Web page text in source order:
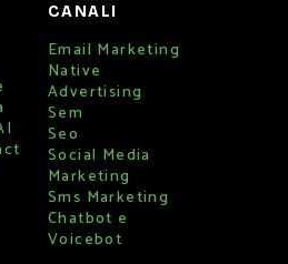
CANALI
Email Marketing
Native
Advertising
Sem
Seo
Social Media
Marketing
Sms Marketing
Chatbot e
Voicebot